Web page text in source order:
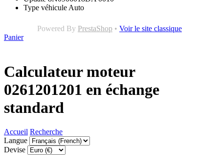
Type véhicule Auto
Powered By PrestaShop • Voir le site classique
Panier
Calculateur moteur
0261201201 en échange
standard
Accueil Recherche
Langue
Devise